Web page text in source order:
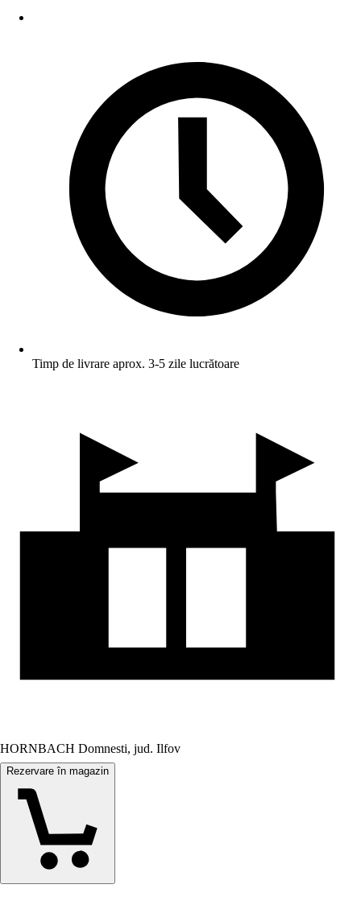
Timp de livrare aprox. 3-5 zile lucrătoare
HORNBACH Domnesti, jud. Ilfov
Rezervare în magazin